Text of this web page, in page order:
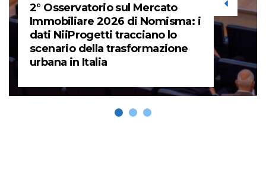
2° Osservatorio sul Mercato
Immobiliare 2026 di Nomisma: i
dati NiiProgetti tracciano lo
scenario della trasformazione
urbana in Italia